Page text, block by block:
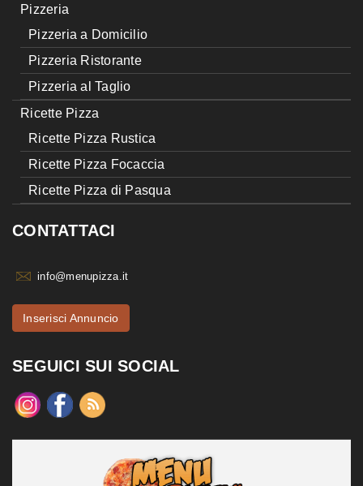
Pizzeria
Pizzeria a Domicilio
Pizzeria Ristorante
Pizzeria al Taglio
Ricette Pizza
Ricette Pizza Rustica
Ricette Pizza Focaccia
Ricette Pizza di Pasqua
CONTATTACI
info@menupizza.it
Inserisci Annuncio
SEGUICI SUI SOCIAL